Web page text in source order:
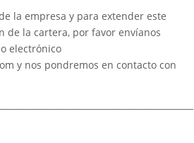
la empresa y para extender este
de la cartera, por favor envíanos
electrónico
y nos pondremos en contacto con